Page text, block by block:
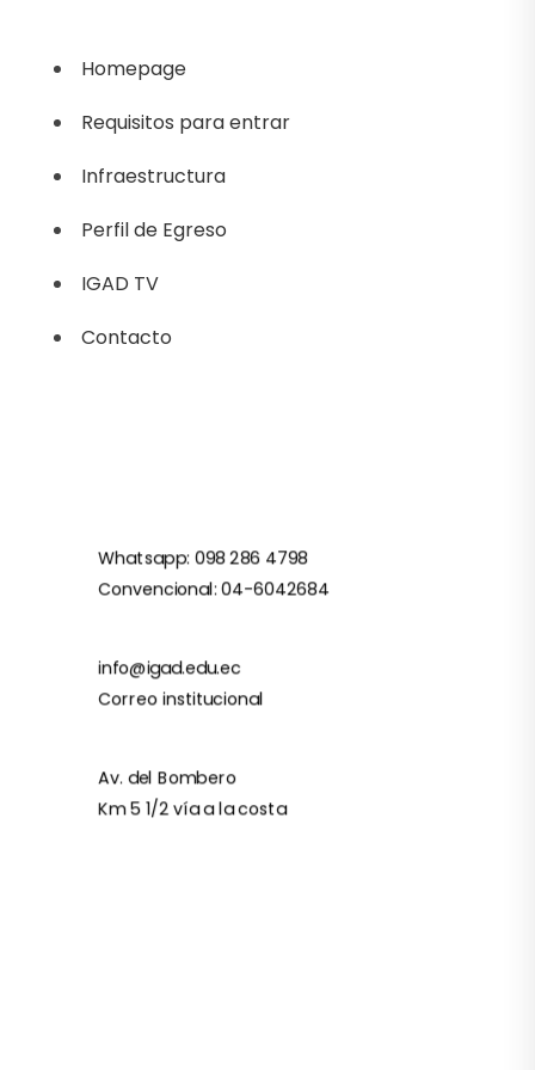
Homepage
Requisitos para entrar
Infraestructura
Perfil de Egreso
IGAD TV
Contacto
Whatsapp: 098 286 4798
Convencional: 04-6042684
info@igad.edu.ec
Correo institucional
Av. del Bombero
Km 5 1/2 vía a la costa